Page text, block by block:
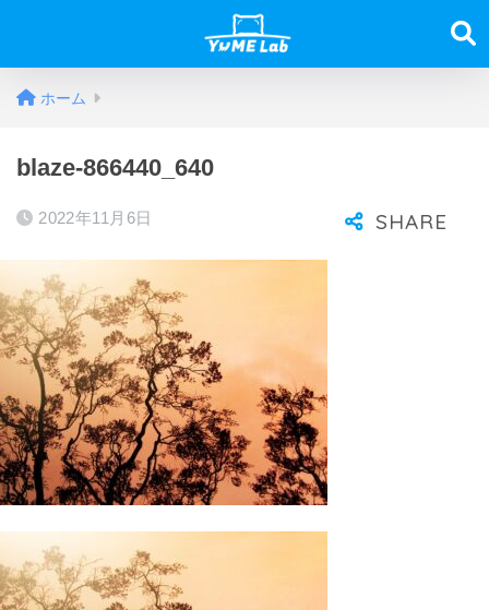
ホーム
blaze-866440_640
2022年11月6日